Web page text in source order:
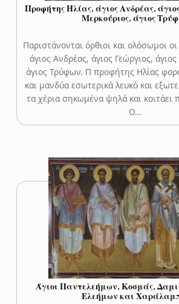
Προφήτης Ηλίας, άγιος Ανδρέας,
Μερκούριος, άγιος
Παριστάνονται όρθιοι και ολόσωμοι
άγιος Ανδρέας, άγιος Γεώργιος,
άγιος Τρύφων. Π προφήτης Ηλίας
και μανδύα εσωτερικά λευκό και
τα χέρια σηκωμένα ψηλά και κοιτάει
Ο…
Άγιοι Παντελεήμων, Κοσμάς,
Ελεήμων και